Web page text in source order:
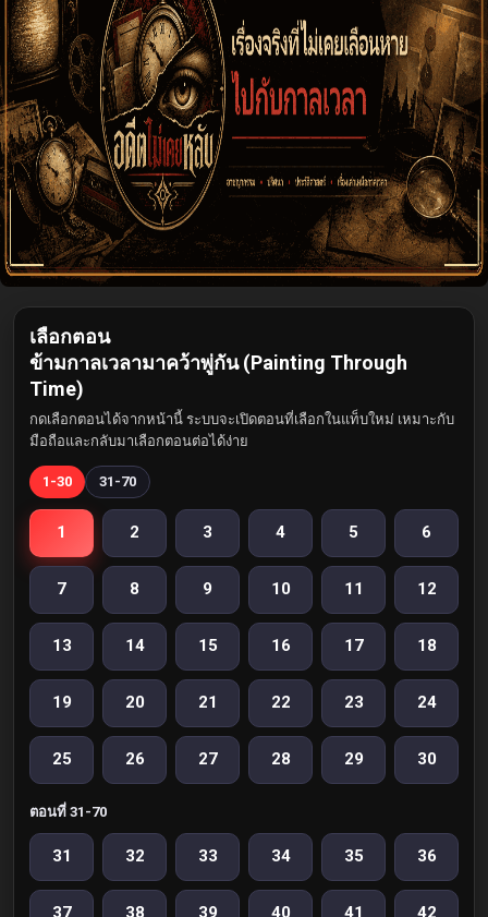
เลือกตอน
ข้ามกาลเวลามาคว้าพู่กัน (Painting Through
Time)
กดเลือกตอนได้จากหน้านี้ ระบบจะเปิดตอนที่เลือกในแท็บใหม่ เหมาะกับ
มือถือและกลับมาเลือกตอนต่อได้ง่าย
1-30 31-70
1 2 3 4 5 6
7 8 9 10 11 12
13 14 15 16 17 18
19 20 21 22 23 24
25 26 27 28 29 30
ตอนที่ 31-70
31 32 33 34 35 36
37 38 39 40 41 42